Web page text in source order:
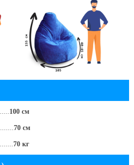
100 см
70 см
70 кг